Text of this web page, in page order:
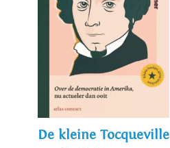
De kleine Tocqueville